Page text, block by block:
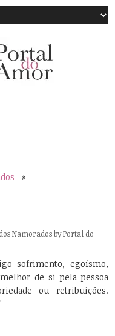
»
NamoradosbyPortal do
sofrimento, egoísmo,
de si pela pessoa
ou retribuições.